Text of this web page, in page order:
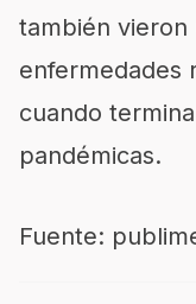
también vieron
enfermedades
cuando
pandémicas.
Fuente: